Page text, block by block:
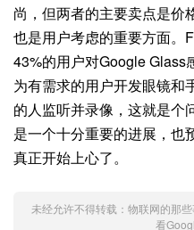
尚，但两者的主要卖点是价
也是用户考虑的重要方面。
43%的用户对Google Glass
为有需求的用户开发眼镜和
的人监听并录像，这就是个
是一个十分重要的进展，也
真正开始上心了。
未经允许不得转载： 物联网的那
看